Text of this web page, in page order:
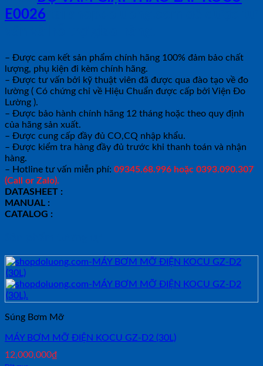
E0026
– Được cam kết sản phẩm chính hãng 100% đảm bảo chất
lượng, phụ kiện đi kèm chính hãng.
– Được tư vấn bởi kỹ thuật viên đã được qua đào tạo về đo
lường ( Có chứng chỉ về Hiệu Chuẩn được cấp bởi Viện Đo
Lường ).
– Được bảo hành chính hãng 12 tháng hoặc theo quy định
của hãng sản xuất.
– Được cung cấp đầy đủ CO,CQ nhập khẩu.
– Được kiểm tra hàng đầy đủ trước khi thanh toán và nhận
hàng.
– Hotline tư vấn miễn phí: 09345.68.996 hoặc 0393.090.307
(Call or Zalo).
DATASHEET :
MANUAL :
CATALOG :
Súng Bơm Mỡ
MÁY BƠM MỠ ĐIỆN KOCU GZ-D2 (30L)
12,000,000₫